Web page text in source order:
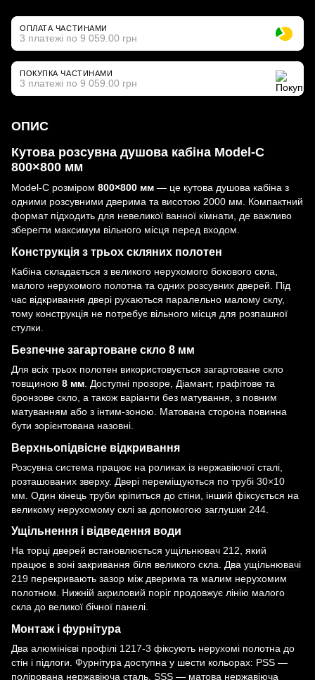
ОПЛАТА ЧАСТИНАМИ
3 платежі по 9 059.00 грн
ПОКУПКА ЧАСТИНАМИ
3 платежі по 9 059.00 грн
ОПИС
Кутова розсувна душова кабіна Model-C
800×800 мм
Model-C розміром 800×800 мм — це кутова душова кабіна з
одними розсувними дверима та висотою 2000 мм. Компактний
формат підходить для невеликої ванної кімнати, де важливо
зберегти максимум вільного місця перед входом.
Конструкція з трьох скляних полотен
Кабіна складається з великого нерухомого бокового скла,
малого нерухомого полотна та одних розсувних дверей. Під
час відкривання двері рухаються паралельно малому склу,
тому конструкція не потребує вільного місця для розпашної
стулки.
Безпечне загартоване скло 8 мм
Для всіх трьох полотен використовується загартоване скло
товщиною 8 мм . Доступні прозоре, Діамант, графітове та
бронзове скло, а також варіанти без матування, з повним
матуванням або з інтим-зоною. Матована сторона повинна
бути зорієнтована назовні.
Верхньопідвісне відкривання
Розсувна система працює на роликах із нержавіючої сталі,
розташованих зверху. Двері переміщуються по трубі 30×10
мм . Один кінець труби кріпиться до стіни, інший фіксується на
великому нерухомому склі за допомогою заглушки 244
Ущільнення і відведення води
На торці дверей встановлюється ущільнювач 212, який
працює в зоні закривання біля великого скла. Два ущільнювачі
219 перекривають зазор між дверима та малим нерухомим
полотном. Нижній акриловий поріг продовжує лінію малого
скла до великої бічної панелі.
Монтаж і фурнітура
Два алюмінієві профілі 1217-3 фіксують нерухомі полотна до
стін і підлоги. Фурнітура доступна у шести кольорах: PSS —
полірована нержавіюча сталь, SSS — матова нержавіюча